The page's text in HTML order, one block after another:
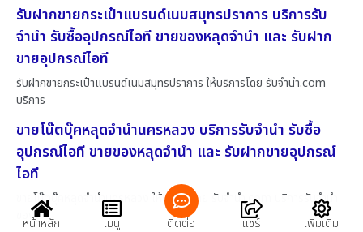
รับฝากขายกระเป๋าแบรนด์เนมสมุทรปราการ บริการรับ
จำนำ รับซื้ออุปกรณ์ไอที ขายของหลุดจำนำ และ รับฝาก
ขายอุปกรณ์ไอที
รับฝากขายกระเป๋าแบรนด์เนมสมุทรปราการ ให้บริการโดย รับจํานํา.com
บริการ
ขายโน๊ตบุ๊คหลุดจำนำนครหลวง บริการรับจำนำ รับซื้อ
อุปกรณ์ไอที ขายของหลุดจำนำ และ รับฝากขายอุปกรณ์
ไอที
ขายโน๊ตบุ๊คหลุดจำนำนครหลวง ให้บริการโดย รับจํานํา.com บริการรับจำนำ
ของ
หน้าหลัก เมนู ติดต่อ แชร์ เพิ่มเติม